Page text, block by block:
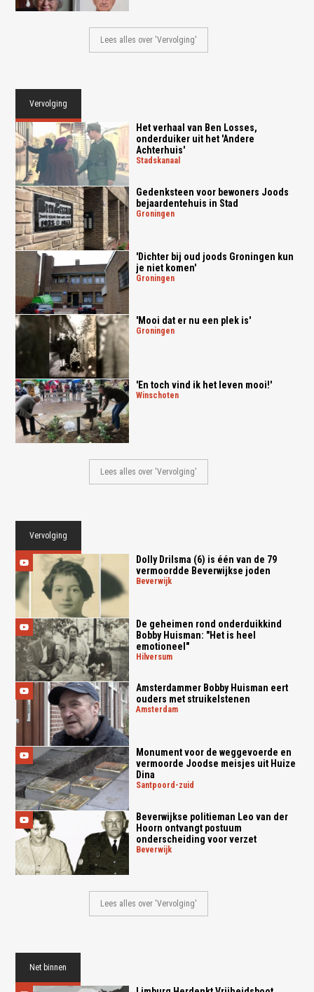
Lees alles over 'Vervolging'
Vervolging
Het verhaal van Ben Losses,
onderduiker uit het 'Andere
Achterhuis'
stadskanaal
Gedenksteen voor bewoners Joods
bejaardentehuis in Stad
groningen
'Dichter bij oud joods Groningen kun
je niet komen'
groningen
'Mooi dat er nu een plek is'
groningen
'En toch vind ik het leven mooi!'
winschoten
Lees alles over 'Vervolging'
Vervolging
Dolly Drilsma (6) is één van de 79
vermoordde Beverwijkse joden
beverwijk
De geheimen rond onderduikkind
Bobby Huisman: "Het is heel
emotioneel"
hilversum
Amsterdammer Bobby Huisman eert
ouders met struikelstenen
amsterdam
Monument voor de weggevoerde en
vermoorde Joodse meisjes uit Huize
Dina
santpoord-zuid
Beverwijkse politieman Leo van der
Hoorn ontvangt postuum
onderscheiding voor verzet
beverwijk
Lees alles over 'Vervolging'
Net binnen